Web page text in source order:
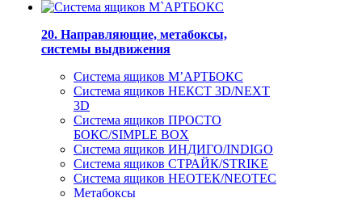
20. Направляющие, метабоксы,
системы выдвижения
Система ящиков М’АРТБОКС
Система ящиков НЕКСТ 3D/NEXT
3D
Система ящиков ПРОСТО
БОКС/SIMPLE BOX
Система ящиков ИНДИГО/INDIGO
Система ящиков СТРАЙК/STRIKE
Система ящиков НЕОТЕК/NEOTEC
Метабоксы